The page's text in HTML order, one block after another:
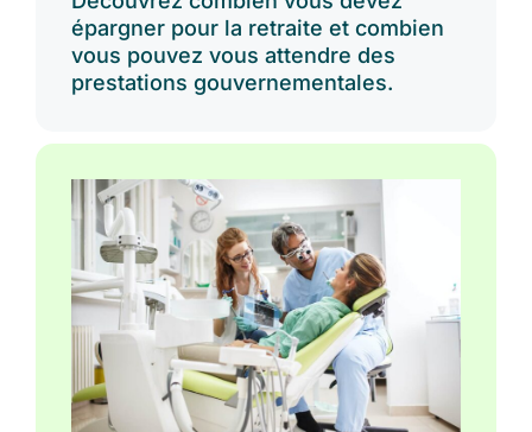
épargner pour la retraite et combien
vous pouvez vous attendre des
prestations gouvernementales.